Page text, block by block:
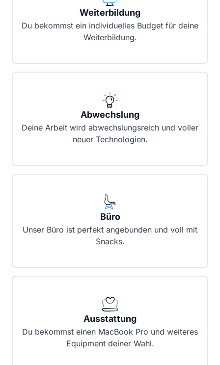
Weiterbildung
Du bekommst ein individuelles Budget für deine
Weiterbildung.
Abwechslung
Deine Arbeit wird abwechslungsreich und voller
neuer Technologien.
Büro
Unser Büro ist perfekt angebunden und voll mit
Snacks.
Ausstattung
Du bekommst einen MacBook Pro und weiteres
Equipment deiner Wahl.